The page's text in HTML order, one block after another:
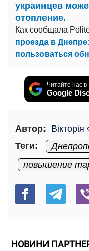
украинцев
отопление.
Как сообщала
проезда в
пользоваться
Читайте нас в
Google
Автор:
Теги:
повышение
НОВИНИ